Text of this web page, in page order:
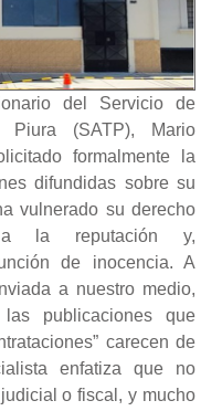
del Servicio de
Piura (SATP), Mario
formalmente la
difundidas sobre su
vulnerado su derecho
a la reputación y,
de inocencia. A
a nuestro medio,
publicaciones que
carecen de
enfatiza que no
o fiscal, y mucho